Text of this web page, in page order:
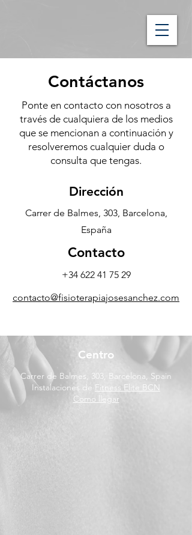
Contáctanos
Ponte en contacto con nosotros a
través de cualquiera de los medios
que se mencionan a continuación y
resolveremos cualquier duda o
consulta que tengas.
Dirección
Carrer de Balmes, 303, Barcelona,
España
Contacto
+34 622 41 75 29
contacto@fisioterapiajosesanchez.com
Centro
Carrer de Balmes, 303, Barcelona, Spain
Instalaciones de Fitness Elite BCN
Como llegar